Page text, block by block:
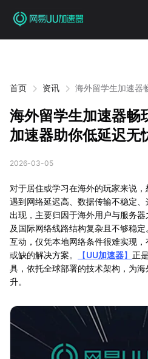
首页 资讯
海外留学生加速器
海外留学生加速器畅
加速器助你低延迟无
2026-03-05
对于居住或学习在海外的玩家来说
遇到网络延迟高、数据传输不稳定
出现，主要归因于海外用户与服务
及国际网络线路结构复杂且不够稳
互动，仅凭本地网络条件很难实现
或缺的解决方案。
【UU加速器】 正
具，依托全球部署的技术架构，为
升。